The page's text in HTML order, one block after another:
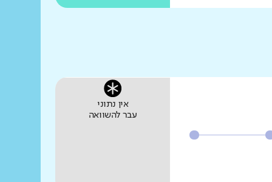
אין נתוני
עבר להשוואה